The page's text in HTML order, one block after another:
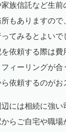
族信託など生前
もありますので
てみるとよいで
依頼する際は費
ィーリングが合
依頼するのがお
には相続に強
らご自宅や職場